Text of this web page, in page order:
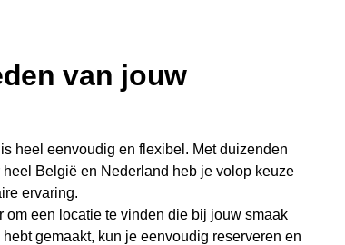
van jouw
heel eenvoudig en flexibel. Met duizenden
België en Nederland heb je volop keuze
ervaring.
een locatie te vinden die bij jouw smaak
gemaakt, kun je eenvoudig reserveren en